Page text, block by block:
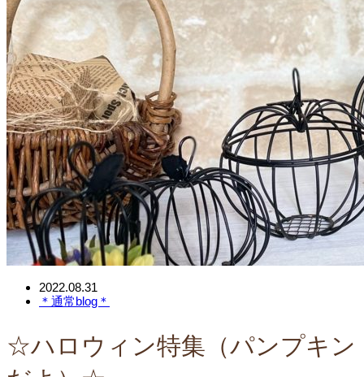
2022.08.31
＊通常blog＊
☆ハロウィン特集（パンプキン